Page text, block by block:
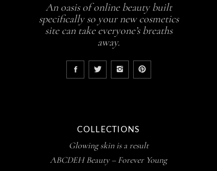
An oasis of online beauty built
specifically so your new cosmetics
site can take everyone’s breaths
away.
COLLECTIONS
Glowing skin is a result
ABCDEH Beauty – Forever Young